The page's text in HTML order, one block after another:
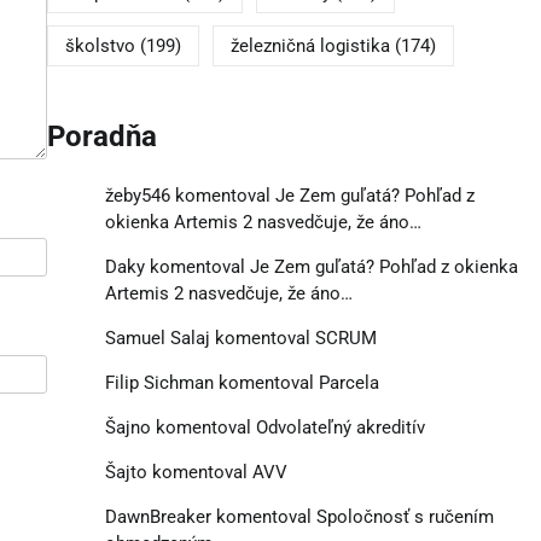
školstvo (199) železničná logistika(174)
Poradňa
žeby546komentoval Je Zem guľatá? Pohľad z
okienka Artemis 2 nasvedčuje, že áno…
Dakykomentoval Je Zem guľatá? Pohľad z okienka
Artemis 2 nasvedčuje, že áno…
Samuel Salaj komentoval SCRUM
Filip Sichmankomentoval Parcela
Šajno komentoval Odvolateľný akreditív
Šajto komentoval AVV
DawnBreakerkomentoval Spoločnosť s ručením